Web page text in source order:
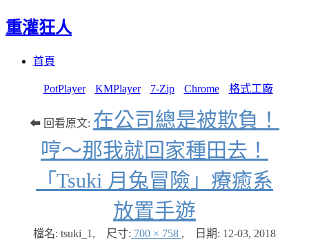
重灌狂人
首頁
PotPlayer KMPlayer 7-Zip Chrome 格式工廠
⬅ 回看原文: 在公司總是被欺負！
哼～那我就回家種田去！
「Tsuki 月兔冒險」療癒系
放置手遊
檔名: tsuki_1 , 尺寸: 700 × 758 , 日期: 12-03, 2018